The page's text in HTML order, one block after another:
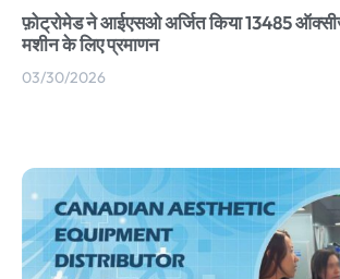
फ़ोट्रोमेड ने आईएसओ अर्जित किया 13485
मशीन के लिए प्रमाणन
03/30/2026